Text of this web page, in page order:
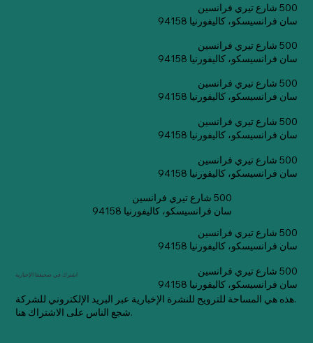
500 شارع تيري فرانسين
سان فرانسيسكو، كاليفورنيا 94158
500 شارع تيري فرانسين
سان فرانسيسكو، كاليفورنيا 94158
500 شارع تيري فرانسين
سان فرانسيسكو، كاليفورنيا 94158
500 شارع تيري فرانسين
سان فرانسيسكو، كاليفورنيا 94158
500 شارع تيري فرانسين
سان فرانسيسكو، كاليفورنيا 94158
500 شارع تيري فرانسين
سان فرانسيسكو، كاليفورنيا 94158
500 شارع تيري فرانسين
سان فرانسيسكو، كاليفورنيا 94158
500 شارع تيري فرانسين
سان فرانسيسكو، كاليفورنيا 94158
اشترك في صحيفتنا الإخبارية
هذه هي المساحة للترويج للنشرة الإخبارية عبر البريد الإلكتروني للشركة.
شجع الناس على الاشتراك هنا.